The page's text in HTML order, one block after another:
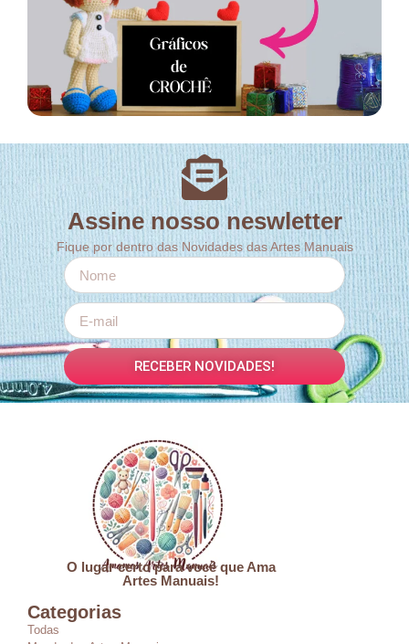
Assine nosso neswletter
Fique por dentro das Novidades das Artes Manuais
RECEBER NOVIDADES!
O lugar certo para você que Ama
Artes Manuais!
Categorias
Todas